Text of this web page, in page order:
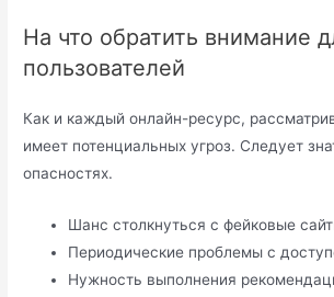
На что обратить внимание
пользователей
Как и каждый онлайн-ресурс,
имеет потенциальных угроз. Следует
опасностях.
Шанс столкнуться с фейковые
Периодические проблемы с
Нужность выполнения